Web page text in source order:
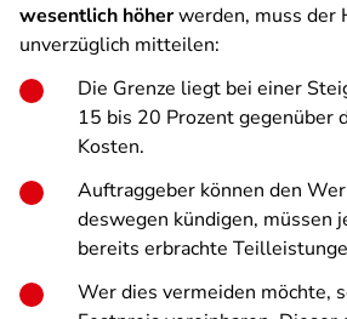
wesentlich höherwerden, muss der
unverzüglich mitteilen:
Die Grenze liegt bei einer
15 bis 20 Prozent gegenüber
Kosten.
Auftraggeber können den
deswegen kündigen, müssen
bereits erbrachte
Wer dies vermeiden möchte,